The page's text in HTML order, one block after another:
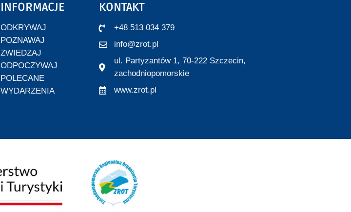
INFORMACJE
ODKRYWAJ
POZNAWAJ
ZWIEDZAJ
ODPOCZYWAJ
POLECANE
WYDARZENIA
KONTAKT
+48 513 034 379
info@zrot.pl
ul. Partyzantów 1, 70-222 Szczecin,
zachodniopomorskie
www.zrot.pl